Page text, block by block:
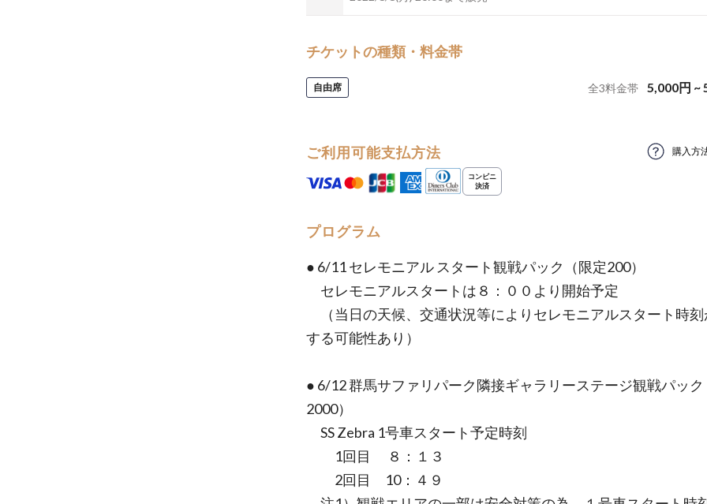
チケットの種類・料金帯
自由席 全3料金帯 5,000円 ~
ご利用可能支払方法 購入方
プログラム
● 6/11 セレモニアル スタート観戦パック（限定200）
セレモニアルスタートは８：００より開始予定
（当日の天候、交通状況等によりセレモニアルスタート時刻
する可能性あり）
● 6/12 群馬サファリパーク隣接ギャラリーステージ観戦パック
2000）
SS Zebra 1号車スタート予定時刻
1回目 ８：１３
2回目 10：４９